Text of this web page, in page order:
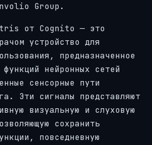
Group.
от Cognito — это
устройство для
предназначенное
нейронных сетей
сенсорные пути
Эти сигналы представляют
визуальную и слуховую
сохранить
повседневную